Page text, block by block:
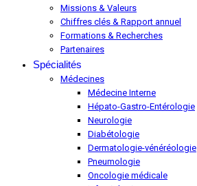
Missions & Valeurs
Chiffres clés & Rapport annuel
Formations & Recherches
Partenaires
Spécialités
Médecines
Médecine Interne
Hépato-Gastro-Entérologie
Neurologie
Diabétologie
Dermatologie-vénéréologie
Pneumologie
Oncologie médicale